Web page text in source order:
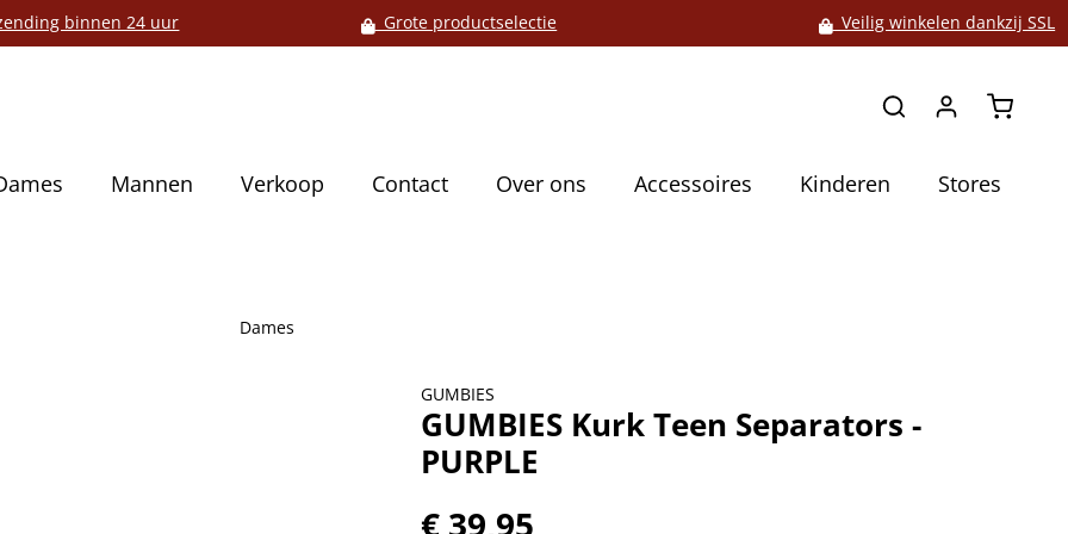
binnen 24 uur Grote productselectie Veilig winkelen dankzij SSL
Mannen Verkoop Contact Over ons Accessoires Kinderen Stores
Dames
GUMBIES
GUMBIES Kurk Teen Separators -
PURPLE
€ 39,95